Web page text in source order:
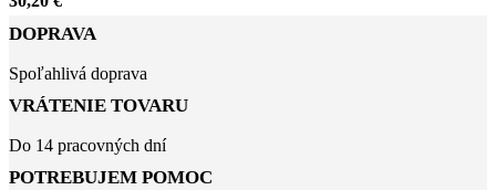
DOPRAVA
Spoľahlivá doprava
VRÁTENIE TOVARU
Do 14 pracovných dní
POTREBUJEM POMOC